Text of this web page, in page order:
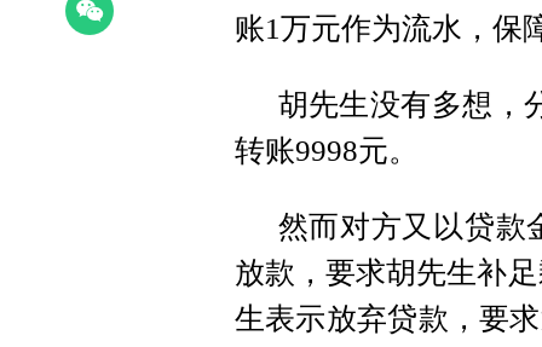
账1万元作为流水，保
胡先生没有多想，
转账9998元。
然而对方又以贷款
放款，要求胡先生补
生表示放弃贷款，要